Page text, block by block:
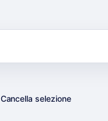
Cancella selezione